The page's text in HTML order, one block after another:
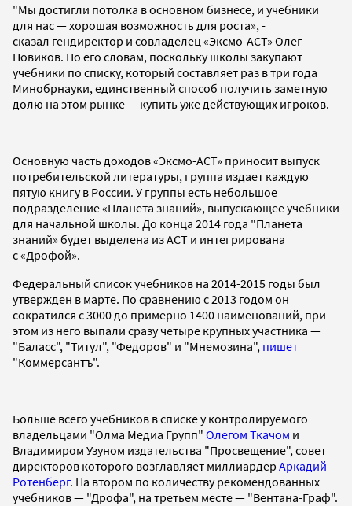
"Мы достигли потолка в основном бизнесе, и учебники
для нас — хорошая возможность для роста», -
сказал гендиректор и совладелец «Эксмо-АСТ» Олег
Новиков. По его словам, поскольку школы закупают
учебники по списку, который составляет раз в три года
Минобрнауки, единственный способ получить заметную
долю на этом рынке — купить уже действующих игроков.
Основную часть доходов «Эксмо-АСТ» приносит выпуск
потребительской литературы, группа издает каждую
пятую книгу в России. У группы есть небольшое
подразделение «Планета знаний», выпускающее учебники
для начальной школы. До конца 2014 года "Планета
знаний» будет выделена из АСТ и интегрирована
с «Дрофой».
Федеральный список учебников на 2014-2015 годы был
утвержден в марте. По сравнению с 2013 годом он
сократился с 3000 до примерно 1400 наименований, при
этом из него выпали сразу четыре крупных участника —
"Баласс", "Титул", "Федоров" и "Мнемозина", пишет
"Коммерсантъ".
Больше всего учебников в списке у контролируемого
владельцами "Олма Медиа Групп" Олегом Ткачом и
Владимиром Узуном издательства "Просвещение", совет
директоров которого возглавляет миллиардер Аркадий
Ротенберг. На втором по количеству рекомендованных
учебников — "Дрофа", на третьем месте — "Вентана-Граф".